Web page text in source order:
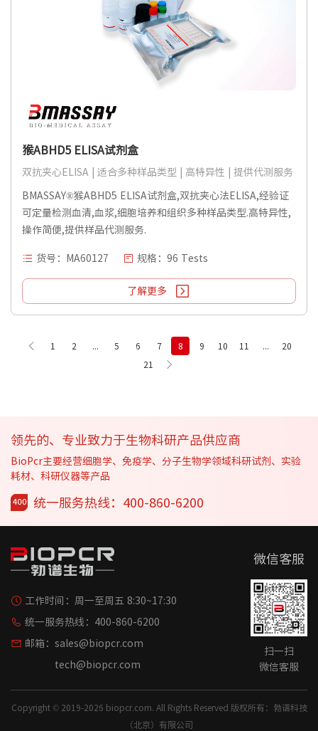
猴ABHD5 ELISA试剂盒
双抗夹心ELISA | 适合多种样品类型 | 高特异性 | 提供代测服务
BMASSAY®猴ABHD5 ELISA试剂盒,双抗夹心法ELISA,经验证
可定量检测血清,血浆,细胞培养和组织多种样品类型.高特异性,
操作简便,提供样品代测服务.
货号：MA60127 规格：96 Tests
了解更多
1 2 5 6 7 8 9 10 11 20
21
领先的、专业致力于生物科研产品供应商
BioPcr主要经营细胞学、免疫学、分子生物学领域科研试剂、实验
耗材、科研仪器等产品
统一服务热线：400-860-6200
工作时间： 周一至周五 8:30~17:30
统一服务热线： 400-860-6200
邮箱： sales@biopcr.com
tech@biopcr.com
微信客服
扫一扫
微信客服
Copyright © 2019-2026 biopcr.com. All Rights Reserved 版权所有：勃谱科技
（北京）有限公司